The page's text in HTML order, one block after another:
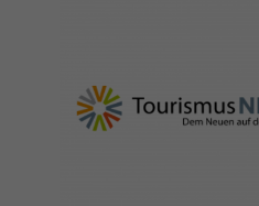
nrw-tourismus.de